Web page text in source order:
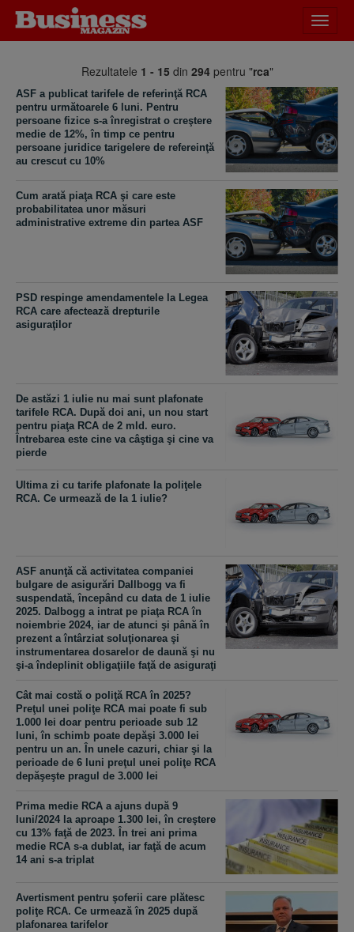
meniu
Rezultatele 1 - 15 din 294pentru "rca"
ASF a publicat tarifele de referinţă RCA
pentru următoarele 6 luni. Pentru
persoane fizice s-a înregistrat o creştere
medie de 12%, în timp ce pentru
persoane juridice tarigelere de refereinţă
au crescut cu 10%
Cum arată piaţa RCA şi care este
probabilitatea unor măsuri
administrative extreme din partea ASF
PSD respinge amendamentele la Legea
RCA care afectează drepturile
asiguraţilor
De astăzi 1 iulie nu mai sunt plafonate
tarifele RCA. După doi ani, un nou start
pentru piaţa RCA de 2 mld. euro.
Întrebarea este cine va câştiga şi cine va
pierde
Ultima zi cu tarife plafonate la poliţele
RCA. Ce urmează de la 1 iulie?
ASF anunţă că activitatea companiei
bulgare de asigurări Dallbogg va fi
suspendată, începând cu data de 1 iulie
2025. Dalbogg a intrat pe piaţa RCA în
noiembrie 2024, iar de atunci şi până în
prezent a întârziat soluţionarea şi
instrumentarea dosarelor de daună şi nu
şi-a îndeplinit obligaţiile faţă de asiguraţi
Cât mai costă o poliţă RCA în 2025?
Preţul unei poliţe RCA mai poate fi sub
1.000 lei doar pentru perioade sub 12
luni, în schimb poate depăşi 3.000 lei
pentru un an. În unele cazuri, chiar şi la
perioade de 6 luni preţul unei poliţe RCA
depăşeşte pragul de 3.000 lei
Prima medie RCA a ajuns după 9
luni/2024 la aproape 1.300 lei, în creştere
cu 13% faţă de 2023. În trei ani prima
medie RCA s-a dublat, iar faţă de acum
14 ani s-a triplat
Avertisment pentru şoferii care plătesc
poliţe RCA. Ce urmează în 2025 după
plafonarea tarifelor